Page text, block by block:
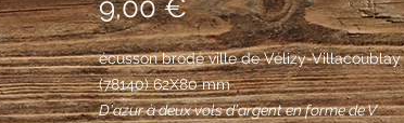
9,00 €Prix
écusson brodé ville de Vélizy-Villacoublay
(78140) 62X80 mm
D'azur à deux vols d'argent en forme de V